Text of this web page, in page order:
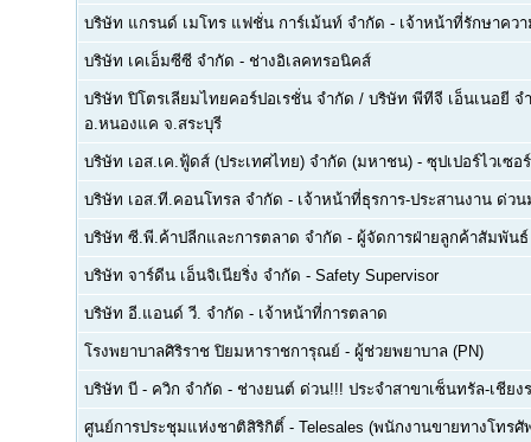
บริษัท แกรนด์ เมโทร แฟชั่น การ์เม้นท์ จำกัด - เจ้าหน้าที่รักษาคว
บริษัท เคเอ็มซีซี จำกัด - ช่างอิเลคทรอนิคส์
บริษัท ปิโตรเลียมไทยคอร์ปอเรชั่น จำกัด / บริษัท พีทีจี เอ็นเนอยี จ
อ.หนองแค จ.สระบุรี
บริษัท เอส.เค.ฟู้ดส์ (ประเทศไทย) จำกัด (มหาชน) - ซุปเปอร์ไวเซ
บริษัท เอส.ที.คอนโทรล จำกัด - เจ้าหน้าที่ธุรการ-ประสานงาน ด่วน
บริษัท ซี.พี.ค้าปลีกและการตลาด จำกัด - ผู้จัดการฝ่ายลูกค้าสัมพันธ์
บริษัท จาร์ดีน เอ็นจิเนียริ่ง จำกัด - Safety Supervisor
บริษัท อี.แอนด์ วี. จำกัด - เจ้าหน้าที่การตลาด
โรงพยาบาลศิริราช ปิยมหาราชการุณย์ - ผู้ช่วยพยาบาล (PN)
บริษัท บี - ควิก จำกัด - ช่างยนต์ ด่วน!!! ประจำสาขาเซ็นทรัล-เชียง
ศูนย์การประชุมแห่งชาติสิริกิติ์ - Telesales (พนักงานขายทางโทร